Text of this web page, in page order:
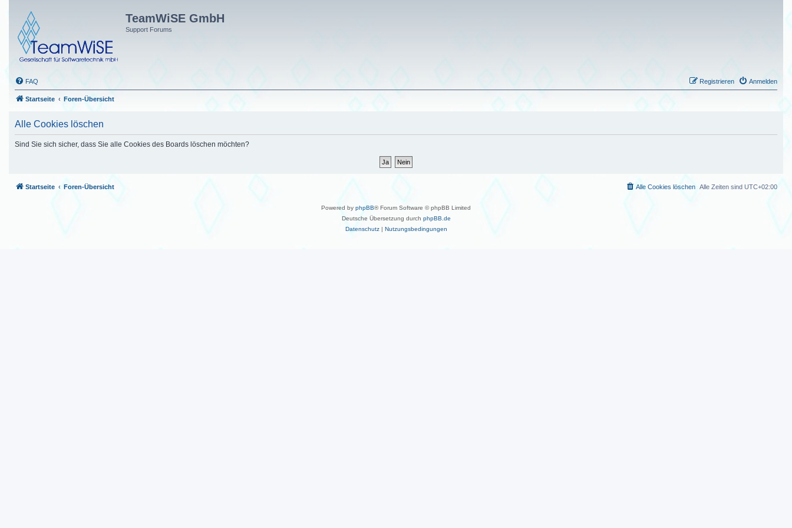
TeamWiSE GmbH
Support Forums
FAQ Anmelden
Registrieren
Startseite Foren-Übersicht
Alle Cookies löschen
Sind Sie sich sicher, dass Sie alle Cookies des Boards löschen möchten?
Startseite Foren-Übersicht Alle Zeiten sind UTC+02:00
Alle Cookies löschen
Powered by phpBB® Forum Software © phpBB Limited
Deutsche Übersetzung durch phpBB.de
Datenschutz| Nutzungsbedingungen